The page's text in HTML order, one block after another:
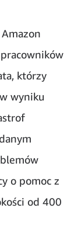
którzy
wyniku
o pomoc z
od 400